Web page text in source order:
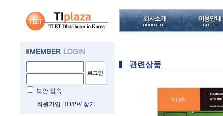
보안 접속
회원가입
ID/PW 찾기
관련상품